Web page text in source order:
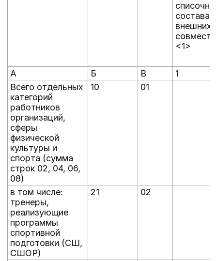
состава
внешних
<1>
А Б В
1
Всего отдельных
категорий
работников
организаций,
сферы
физической
культуры и
спорта (сумма
строк 02, 04, 06,
08)
10 01
в том числе:
тренеры,
реализующие
программы
спортивной
подготовки (СШ,
СШОР)
21 02